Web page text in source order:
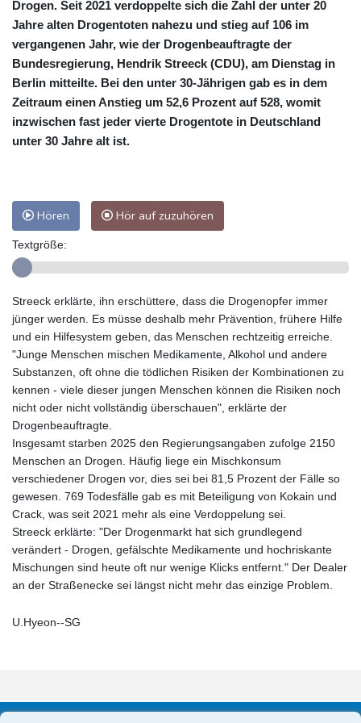
Drogen. Seit 2021 verdoppelte sich die Zahl der unter 20
Jahre alten Drogentoten nahezu und stieg auf 106 im
vergangenen Jahr, wie der Drogenbeauftragte der
Bundesregierung, Hendrik Streeck (CDU), am Dienstag in
Berlin mitteilte. Bei den unter 30-Jährigen gab es in dem
Zeitraum einen Anstieg um 52,6 Prozent auf 528, womit
inzwischen fast jeder vierte Drogentote in Deutschland
unter 30 Jahre alt ist.
Hören Hör auf zuzuhören
Textgröße:
Streeck erklärte, ihn erschüttere, dass die Drogenopfer immer
jünger werden. Es müsse deshalb mehr Prävention, frühere Hilfe
und ein Hilfesystem geben, das Menschen rechtzeitig erreiche.
"Junge Menschen mischen Medikamente, Alkohol und andere
Substanzen, oft ohne die tödlichen Risiken der Kombinationen zu
kennen - viele dieser jungen Menschen können die Risiken noch
nicht oder nicht vollständig überschauen", erklärte der
Drogenbeauftragte.
Insgesamt starben 2025 den Regierungsangaben zufolge 2150
Menschen an Drogen. Häufig liege ein Mischkonsum
verschiedener Drogen vor, dies sei bei 81,5 Prozent der Fälle so
gewesen. 769 Todesfälle gab es mit Beteiligung von Kokain und
Crack, was seit 2021 mehr als eine Verdoppelung sei.
Streeck erklärte: "Der Drogenmarkt hat sich grundlegend
verändert - Drogen, gefälschte Medikamente und hochriskante
Mischungen sind heute oft nur wenige Klicks entfernt." Der Dealer
an der Straßenecke sei längst nicht mehr das einzige Problem.
U.Hyeon--SG